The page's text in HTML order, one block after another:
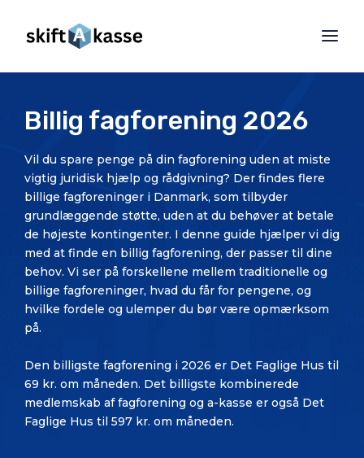
Billig fagforening 2026
Vil du spare penge på din fagforening uden at miste
vigtig juridisk hjælp og rådgivning? Der findes flere
billige fagforeninger i Danmark, som tilbyder
grundlæggende støtte, uden at du behøver at betale
de højeste kontingenter. I denne guide hjælper vi dig
med at finde en billig fagforening, der passer til dine
behov. Vi ser på forskellene mellem traditionelle og
billige fagforeninger, hvad du får for pengene, og
hvilke fordele og ulemper du bør være opmærksom
på.
Den billigste fagforening i 2026 er Det Faglige Hus til
69 kr. om måneden. Det billigste kombinerede
medlemskab af fagforening og a-kasse er også Det
Faglige Hus til 597 kr. om måneden.